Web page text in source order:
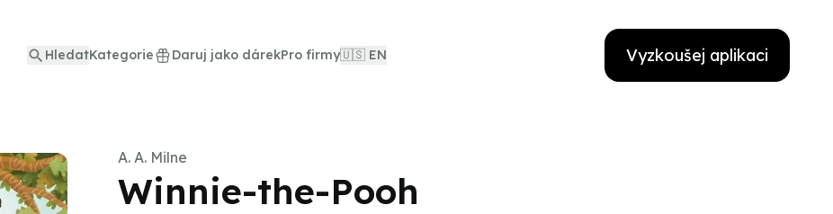
HledatKategorie Daruj jako dárekPro firmy🇺🇸 EN Vyzkoušej aplikaci
A. A. Milne
Winnie-the-Pooh